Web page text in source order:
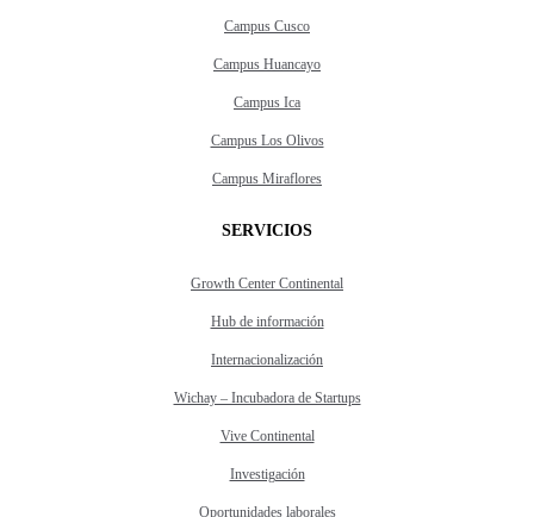
Campus Cusco
Campus Huancayo
Campus Ica
Campus Los Olivos
Campus Miraflores
SERVICIOS
Growth Center Continental
Hub de información
Internacionalización
Wichay – Incubadora de Startups
Vive Continental
Investigación
Oportunidades laborales